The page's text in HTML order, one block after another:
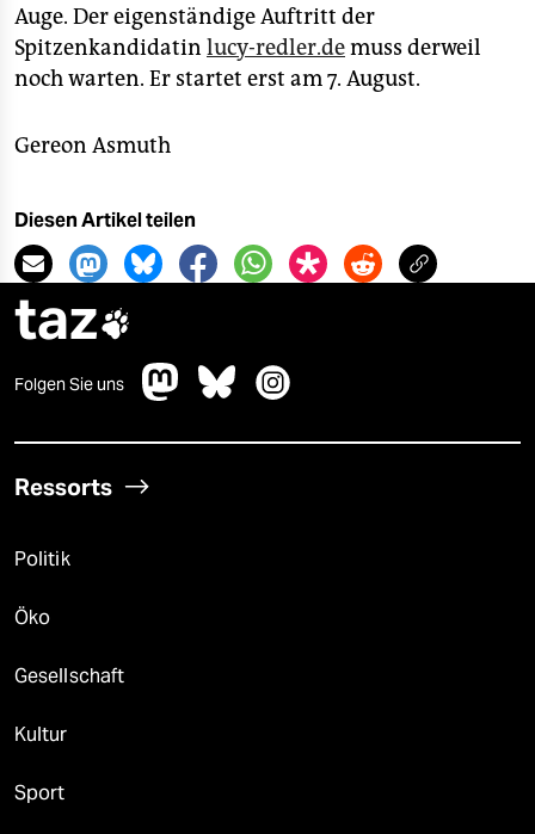
Auge. Der eigenständige Auftritt der
Spitzenkandidatin lucy-redler.demuss derweil
noch warten. Er startet erst am 7. August.
Gereon Asmuth
Diesen Artikel teilen
taz
Folgen Sie uns
Ressorts
Politik
Öko
Gesellschaft
Kultur
Sport